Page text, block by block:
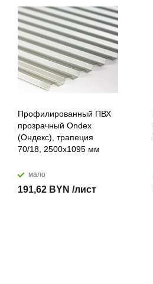
Профилированный ПВХ
прозрачный Ondex
(Ондекс), трапеция
70/18, 2500х1095 мм
мало
191,62 BYN /лист